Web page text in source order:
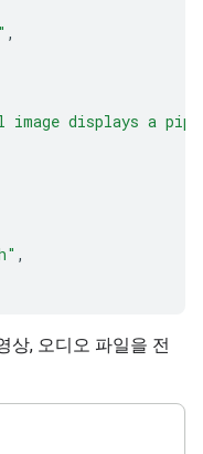
,
image displays a
,
상, 오디오 파일을 전